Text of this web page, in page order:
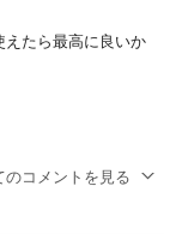
たら最高に良いか
のコメントを見る